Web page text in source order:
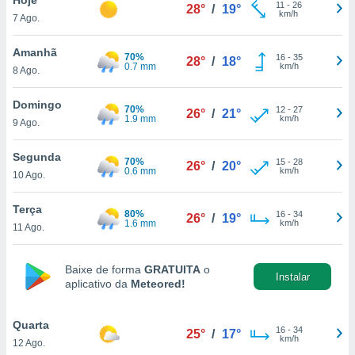
lhe
e
com
Pode
e
a
a
7 Ago.
28° / 19° 11 - 26
km/h
Amanhã
8 Ago.
70%
0.7 mm
28° / 18° 16- 35
km/h
Domingo
9 Ago.
70%
1.9 mm
26° / 21° 12- 27
km/h
Segunda
10 Ago.
70%
0.6 mm
26° / 20° 15- 28
km/h
Terça
11 Ago.
80%
1.6 mm
26° / 19° 16- 34
km/h
Baixe de forma GRATUITA o
aplicativo da Meteored!
Instalar
Quarta
12 Ago.
25° / 17° 16- 34
km/h